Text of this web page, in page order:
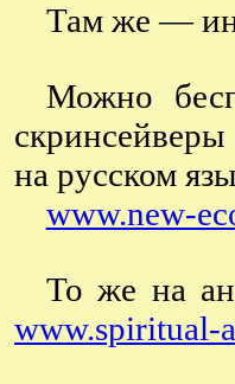
Там же —
Можно
на русском
www.new-
То же на
www.spiritual-